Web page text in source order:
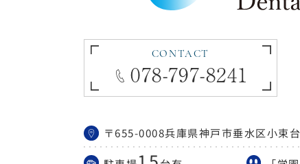
CONTACT
078-797-8241
〒655-0008兵庫県神戸市垂水区小束